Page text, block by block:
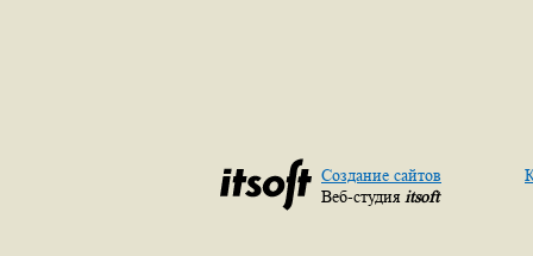
Создание сайтов
Веб-студия itsoft